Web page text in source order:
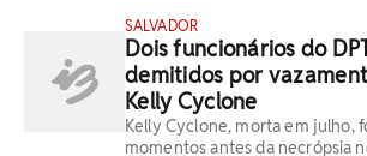
SALVADOR
Dois funcionários do
demitidos por
Kelly Cyclone
Kelly Cyclone, morta em julho,
momentos antes da necrópsia